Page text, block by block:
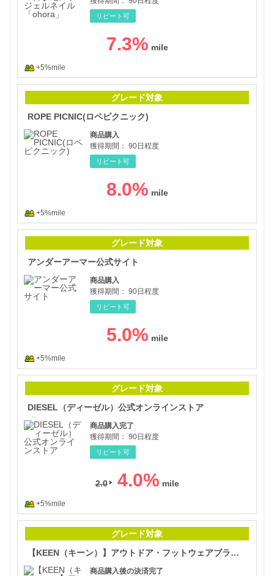
リピート可
7.3%
+5%mile
グレード対象
ROPE PICNIC(ロペピクニック)
商品購入
獲得期間： 90日程度
リピート可
8.0%
+5%mile
グレード対象
アンダーアーマー公式サイト
商品購入
獲得期間： 90日程度
リピート可
5.0%
+5%mile
グレード対象
DIESEL（ディーゼル）公式オンラインストア
商品購入完了
獲得期間： 90日程度
リピート可
2.0 4.0%
+5%mile
グレード対象
【KEEN（キーン）】アウトドア・フットウェアブランド
商品購入後の決済完了